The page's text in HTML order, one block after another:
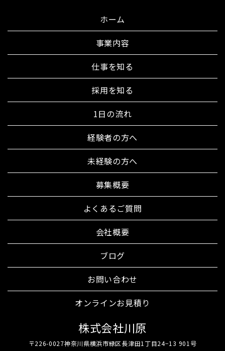
ホーム
事業内容
仕事を知る
採用を知る
1日の流れ
経験者の方へ
未経験の方へ
募集概要
よくあるご質問
会社概要
ブログ
お問い合わせ
オンラインお見積り
株式会社川原
〒226-0027神奈川県横浜市緑区長津田1丁目24−13 901号